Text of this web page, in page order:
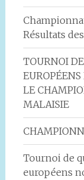
Résultats
TOURNOI
LE
MALAISIE
Tournoi de
européens